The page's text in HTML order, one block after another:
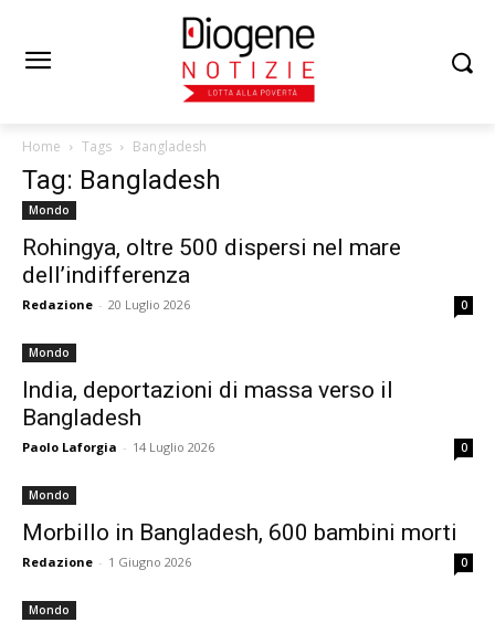
Home Tags Bangladesh
Tag: Bangladesh
Mondo
Rohingya, oltre 500 dispersi nel mare
dell’indifferenza
Redazione - 20 Luglio 2026 0
Mondo
India, deportazioni di massa verso il
Bangladesh
Paolo Laforgia - 14 Luglio 2026 0
Mondo
Morbillo in Bangladesh, 600 bambini morti
Redazione - 1 Giugno 2026 0
Mondo